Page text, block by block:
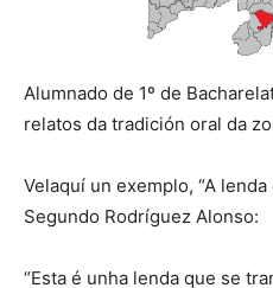
Alumnado de 1º de
relatos da tradición oral da
Velaquí un exemplo, “A
Segundo Rodríguez Alonso:
“Esta é unha lenda que se